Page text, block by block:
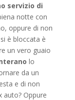
servizio di
notte con
oppure di non
è bloccata è
un vero guaio
lo
da un
e di non
auto? Oppure